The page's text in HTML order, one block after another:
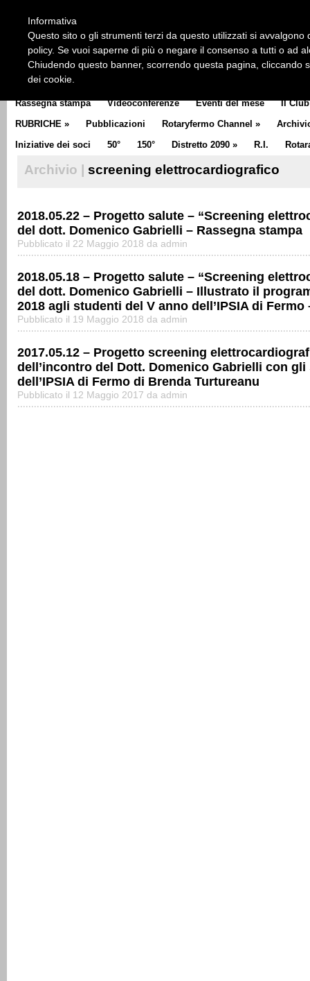
CLUB COMMUNICATOR
Rassegna stampa Videoconferenze Eventi del mese Il Club
RUBRICHE » Pubblicazioni Rotaryfermo Channel »
Iniziative dei soci
50° 150° Distretto 2090 » R.I.
Archivio | screening elettrocardiografico
2018.05.22 – Progetto salute – “Screening
del dott. Domenico Gabrielli – Rassegna stampa
Pubblicato il 22 Maggio 2018 da admin
2018.05.18 – Progetto salute – “Screening
del dott. Domenico Gabrielli – Illustrato il
2018 agli studenti del V anno dell’IPSIA di Fermo
Pubblicato il 19 Maggio 2018 da admin
2017.05.12 – Progetto screening
dell’incontro del Dott. Domenico Gabrielli con
dell’IPSIA di Fermo di Brenda Turtureanu
Pubblicato il 12 Maggio 2017 da admin
Informativa
Questo sito o gli strumenti terzi da questo utilizzati si
policy. Se vuoi saperne di più o negare il consenso a tutti o ad
Chiudendo questo banner, scorrendo questa pagina, cliccando
dei cookie.